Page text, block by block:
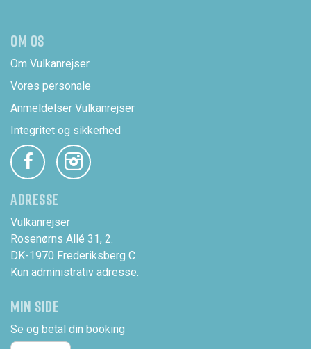
OM OS
Om Vulkanrejser
Vores personale
Anmeldelser Vulkanrejser
Integritet og sikkerhed
ADRESSE
Vulkanrejser
Rosenørns Allé 31, 2.
DK-1970 Frederiksberg C
Kun administrativ adresse.
MIN SIDE
Se og betal din booking